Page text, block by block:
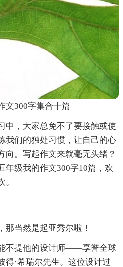
文300字集合十篇
中，大家总免不了要接触或使
我们的独处习惯，让自己的心
向。写起作文来就毫无头绪？
年级我的作文300字10篇，欢
那当然是起亚秀尔啦！
不提他的设计师——享誉全球
得·希瑞尔先生。这位设计过